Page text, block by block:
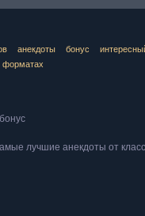
анекдоты бонус
форматах
лучшие анекдоты от